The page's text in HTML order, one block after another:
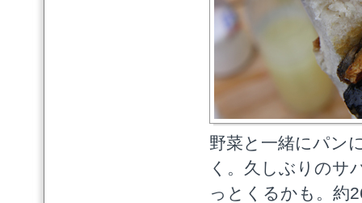
野菜と一緒にパン
く。久しぶりのサ
っとくるかも。約